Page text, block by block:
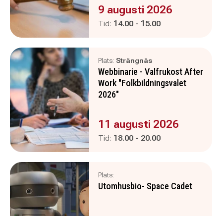
Evenemanget är :
9 augusti 2026
Tid: Pågår mellan
14.00 - och
15.00
Plats: Strängnäs
Webbinarie - Valfrukost After
Work "Folkbildningsvalet
2026"
Evenemanget är :
11 augusti 2026
Tid: Pågår mellan
18.00 - och
20.00
Plats:
Utomhusbio- Space Cadet